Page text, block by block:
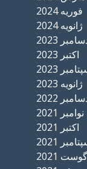
فوریه 2024
ژانویه 2024
2023
اکتبر 2023
2023
ژانویه 2023
2022
نوامبر 2021
اکتبر 2021
2021
2021